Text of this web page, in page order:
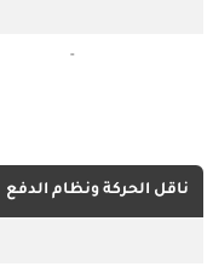
-
ناقل الحركة ونظام الدفع